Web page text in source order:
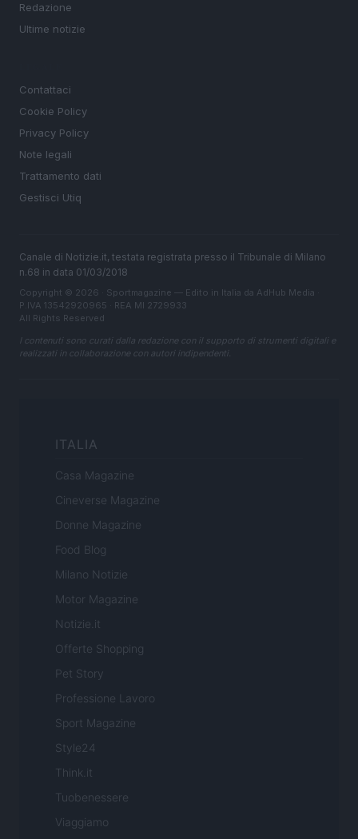
Redazione
Ultime notizie
Contattaci
Cookie Policy
Privacy Policy
Note legali
Trattamento dati
Gestisci Utiq
Canale di Notizie.it, testata registrata presso il Tribunale di Milano
n.68 in data 01/03/2018
Copyright © 2026 · Sportmagazine — Edito in Italia da AdHub Media
P.IVA 13542920965 · REA MI 2729933
All Rights Reserved
I contenuti sono curati dalla redazione con il supporto di strumenti digitali e
realizzati in collaborazione con autori indipendenti.
ITALIA
Casa Magazine
Cineverse Magazine
Donne Magazine
Food Blog
Milano Notizie
Motor Magazine
Notizie.it
Offerte Shopping
Pet Story
Professione Lavoro
Sport Magazine
Style24
Think.it
Tuobenessere
Viaggiamo